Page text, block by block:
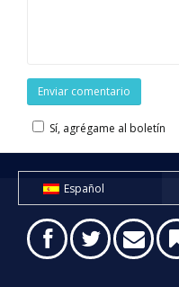
Sí, agrégame al boletín
Español